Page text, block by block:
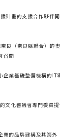
計畫的支援合作夥伴
良（奈良縣聯合）的
召開
企業基礎整備機構的IT
文化審議會專門委員
業的品牌建構及其海外